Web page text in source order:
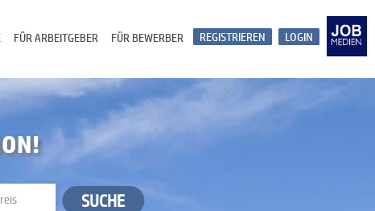
LOGIN
REGISTRIEREN
FÜR BEWERBER
FÜR ARBEITGEBER
SUCHE